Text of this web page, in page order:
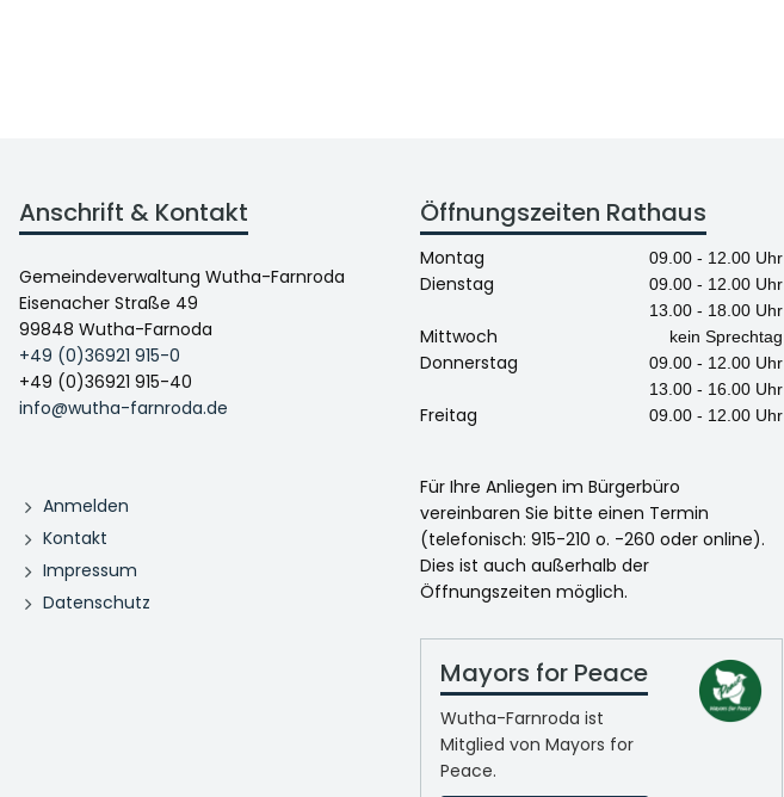
Anschrift & Kontakt
Gemeindeverwaltung Wutha-Farnroda
Eisenacher Straße 49
99848 Wutha-Farnoda
+49 (0)36921 915-0
+49 (0)36921 915-40
info@wutha-farnroda.de
Anmelden
Kontakt
Impressum
Datenschutz
Öffnungszeiten Rathaus
Montag 09.00 - 12.00 Uhr
Dienstag
09.00 - 12.00 Uhr
13.00 - 18.00 Uhr
Mittwoch kein Sprechtag
Donnerstag
09.00 - 12.00 Uhr
13.00 - 16.00 Uhr
Freitag 09.00 - 12.00 Uhr
Für Ihre Anliegen im Bürgerbüro
vereinbaren Sie bitte einen Termin
(telefonisch: 915-210 o. -260 oder online).
Dies ist auch außerhalb der
Öffnungszeiten möglich.
Mayors for Peace
Wutha-Farnroda ist
Mitglied von Mayors for
Peace.